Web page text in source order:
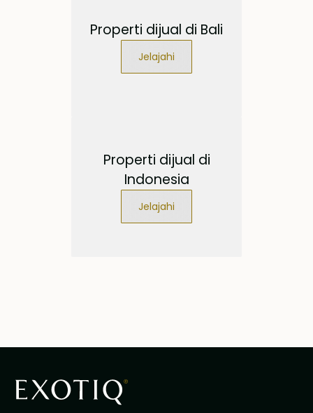
Properti dijual di Bali
Jelajahi
Properti dijual di
Indonesia
Jelajahi